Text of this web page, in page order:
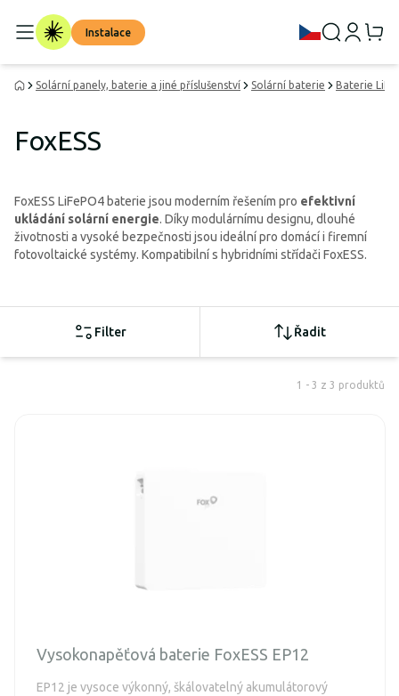
Instalace
Solární panely, baterie a jiné příslušenství Solární baterie Baterie
FoxESS
FoxESS LiFePO4 baterie jsou moderním řešením pro efektivní
ukládání solární energie. Díky modulárnímu designu, dlouhé
životnosti a vysoké bezpečnosti jsou ideální pro domácí i firemní
fotovoltaické systémy. Kompatibilní s hybridními střídači FoxESS.
Filter Řadit
1 - 3 z 3 produktů
Vysokonapěťová baterie FoxESS EP12
EP12 je vysoce výkonný, škálovatelný akumulátorový